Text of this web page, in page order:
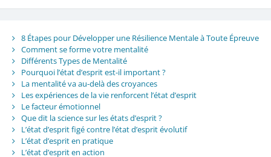
8 Étapes pour Développer une Résilience Mentale à Toute Épreuve
Comment se forme votre mentalité
Différents Types de Mentalité
Pourquoi l’état d’esprit est-il important ?
La mentalité va au-delà des croyances
Les expériences de la vie renforcent l’état d’esprit
Le facteur émotionnel
Que dit la science sur les états d’esprit ?
L’état d’esprit figé contre l’état d’esprit évolutif
L’état d’esprit en pratique
L’état d’esprit en action